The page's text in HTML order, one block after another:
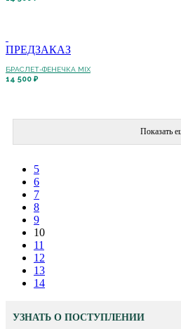
ПРЕДЗАКАЗ
БРАСЛЕТ-ФЕНЕЧКА MIX
14 500 ₽
Показать
5
6
7
8
9
10
11
12
13
14
УЗНАТЬ О ПОСТУПЛЕНИИ